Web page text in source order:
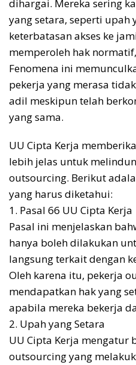
dihargai. Mereka sering
yang setara, seperti upah
keterbatasan akses ke
memperoleh hak
Fenomena ini
pekerja yang merasa
adil meskipun telah
yang sama.
UU Cipta Kerja
lebih jelas untuk
outsourcing. Berikut
yang harus diketahui:
1. Pasal 66 UU Cipta Kerja
Pasal ini menjelaskan
hanya boleh dilakukan
langsung terkait dengan
Oleh karena itu, pekerja
mendapatkan hak yang
apabila mereka bekerja
2. Upah yang Setara
UU Cipta Kerja mengatur
outsourcing yang